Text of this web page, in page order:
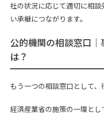
社の状況に応じて適切に相
い承継につながります。
公的機関の相談窓口
は？
もう一つの相談窓口として、
経済産業省の施策の一環と